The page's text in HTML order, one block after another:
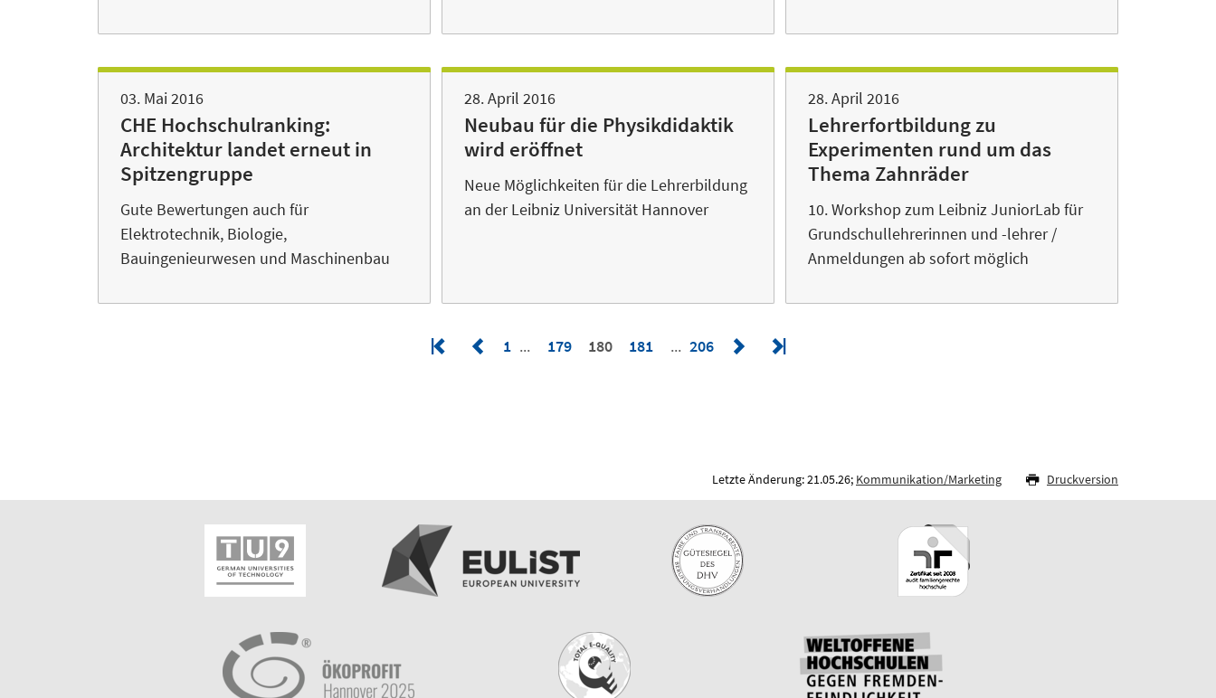
03. Mai 2016
CHE Hochschulranking:
Architektur landet erneut in
Spitzengruppe
Gute Bewertungen auch für
Elektrotechnik, Biologie,
Bauingenieurwesen und Maschinenbau
28. April 2016
Neubau für die Physikdidaktik
wird eröffnet
Neue Möglichkeiten für die Lehrerbildung
an der Leibniz Universität Hannover
28. April 2016
Lehrerfortbildung zu
Experimenten rund um das
Thema Zahnräder
10. Workshop zum Leibniz JuniorLab für
Grundschullehrerinnen und -lehrer /
Anmeldungen ab sofort möglich
1 179 180 181 206
Letzte Änderung: 21.05.26; Kommunikation/Marketing Druckversion